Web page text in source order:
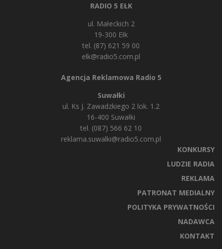
RADIO 5 EŁK
ul. Małeckich 2
19-300 Ełk
tel. (87) 621 59 00
elk@radio5.com.pl
Agencja Reklamowa Radio 5
Suwałki
ul. Ks J. Zawadzkiego 2 lok. 1.2
16-400 Suwałki
tel. (087) 566 62 10
reklama.suwalki@radio5.com.pl
KONKURSY
LUDZIE RADIA
REKLAMA
PATRONAT MEDIALNY
POLITYKA PRYWATNOŚCI
NADAWCA
KONTAKT